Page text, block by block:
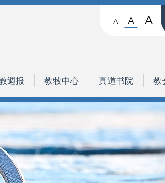
A A A
週报 教牧中心 真道书院 教